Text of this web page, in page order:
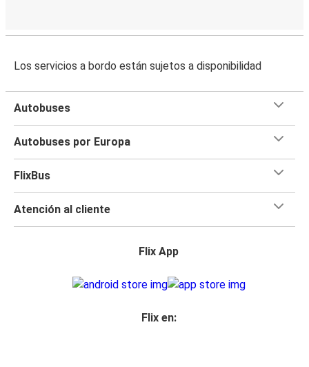
Los servicios a bordo están sujetos a disponibilidad
Autobuses
Autobuses por Europa
FlixBus
Atención al cliente
Flix App
Flix en: